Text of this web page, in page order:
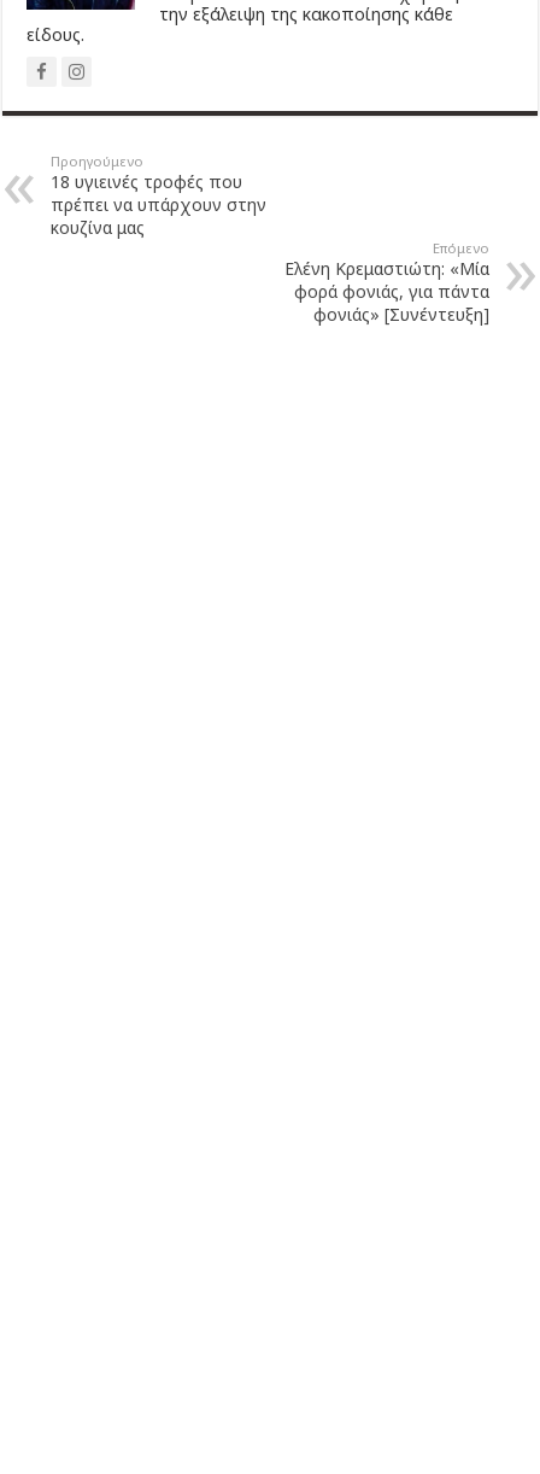
την εξάλειψη της κακοποίησης κάθε
είδους.
Προηγούμενο
18 υγιεινές τροφές που
πρέπει να υπάρχουν στην
κουζίνα μας
Επόμενο
Ελένη Κρεμαστιώτη: «Μία
φορά φονιάς, για πάντα
φονιάς» [Συνέντευξη]